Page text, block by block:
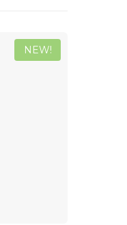
NEW!